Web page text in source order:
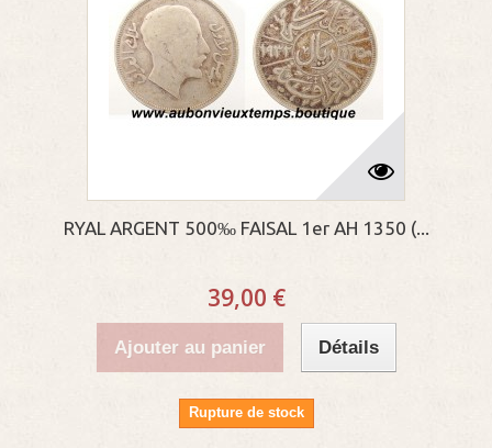
RYAL ARGENT 500‰ FAISAL 1er AH 1350 (...
39,00 €
Ajouter au panier Détails
Rupture de stock